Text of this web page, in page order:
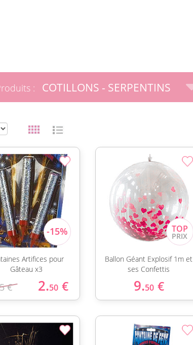
: COTILLONS - SERPENTINS
Artifices pour
Gâteau x3
€ 2.50 €
Ballon Géant Explosif 1m et
ses Confettis
9.50 €